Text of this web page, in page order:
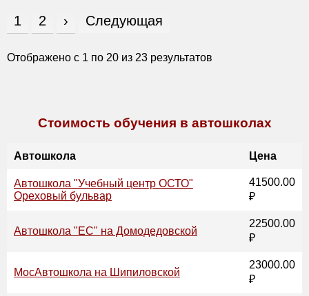
1 2 › Следующая
Отображено с 1 по 20 из 23 результатов
Стоимость обучения в автошколах
Автошкола Цена
Автошкола "Учебный центр ОСТО"
Ореховый бульвар
41500.00
₽
Автошкола "ЕС" на Домодедовской
22500.00
₽
МосАвтошкола на Шипиловской
23000.00
₽